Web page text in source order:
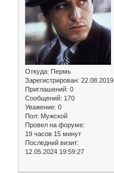
Откуда: Пермь
Зарегистрирован: 22.08.2019
Приглашений: 0
Сообщений: 170
Уважение: 0
Пол: Мужской
Провел на форуме:
19 часов 15 минут
Последний визит:
12.05.2024 19:59:27